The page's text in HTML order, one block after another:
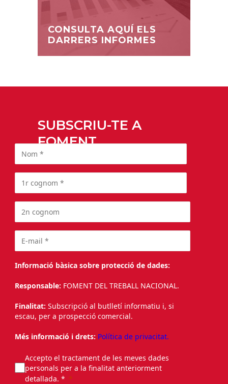
CONSULTA AQUÍ ELS
DARRERS INFORMES
SUBSCRIU-TE A
FOMENT
Informació bàsica sobre protecció de dades:
Responsable: FOMENT DEL TREBALL NACIONAL.
Finalitat: Subscripció al butlletí informatiu i, si
escau, per a prospecció comercial.
Més informació i drets: Política de privacitat.
Accepto el tractament de les meves dades
personals per a la finalitat anteriorment
detallada. *